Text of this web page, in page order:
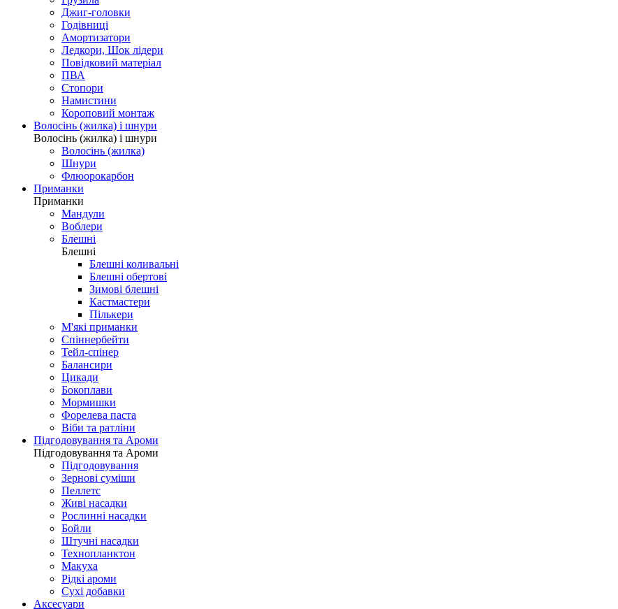
Джиг-головки
Годівниці
Амортизатори
Ледкори, Шок лідери
Повідковий матеріал
ПВА
Стопори
Намистини
Короповий монтаж
Волосінь (жилка) і шнури
Волосінь (жилка) і шнури
Волосінь (жилка)
Шнури
Флюорокарбон
Приманки
Приманки
Мандули
Воблери
Блешні
Блешні
Блешні коливальні
Блешні обертові
Зимові блешні
Кастмастери
Пількери
М'які приманки
Спіннербейти
Тейл-спінер
Балансири
Цикади
Бокоплави
Мормишки
Форелева паста
Віби та ратліни
Підгодовування та Ароми
Підгодовування та Ароми
Підгодовування
Зернові суміши
Пеллетс
Живі насадки
Рослинні насадки
Бойли
Штучні насадки
Технопланктон
Макуха
Рідкі ароми
Сухі добавки
Аксесуари